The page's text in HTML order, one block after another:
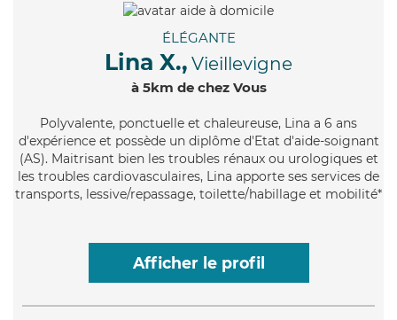
ÉLÉGANTE
Lina X., Vieillevigne
à 5km de chez Vous
Polyvalente, ponctuelle et chaleureuse, Lina a 6 ans
d'expérience et possède un diplôme d'Etat d'aide-soignant
(AS). Maitrisant bien les troubles rénaux ou urologiques et
les troubles cardiovasculaires, Lina apporte ses services de
transports, lessive/repassage, toilette/habillage et mobilité*
Afficher le profil